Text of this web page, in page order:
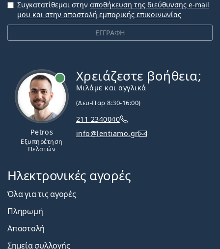
ΕΓΓΡΑΦΗ
Συγκατατίθεμαι στην αποθήκευση της διεύθυνσης e-mail
μου και στην αποστολή εμπορικής επικοινωνίας
Petros
Εξυπηρέτηση
Πελατών
Χρειάζεστε βοήθεια;
Μιλάμε και αγγλικά
(Δευ-Παρ 8:30-16:00)
211 2340040
info@lentiamo.gr
Ηλεκτρονικές αγορές
Όλα για τις αγορές
Πληρωμή
Αποστολή
Σημεία συλλογής